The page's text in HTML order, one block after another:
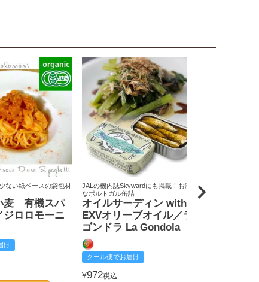
ない紙ベースの袋包材
麦 有機スパ
ジロロモーニ
け
JALの機内誌Skywardにも掲載！お洒落
なポルトガル缶詰
オイルサーディン with
EXVオリーブオイル／ラ
ゴンドラ La Gondola
クール便でお届け
¥972税込